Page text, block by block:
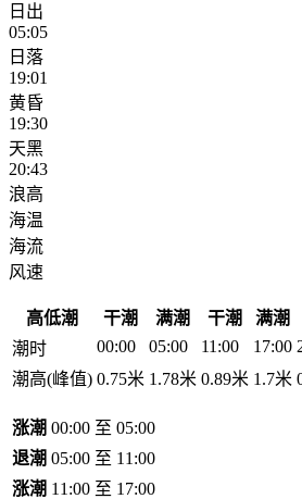
日出
05:05
日落
19:01
黄昏
19:30
天黑
20:43
浪高
海温
海流
风速
高低潮 干潮 满潮 干潮 满潮
潮时
00:00 05:00 11:00 17:00
潮高(峰值) 0.75米 1.78米 0.89米 1.7米
涨潮 00:00 至 05:00
退潮 05:00 至 11:00
涨潮 11:00 至 17:00